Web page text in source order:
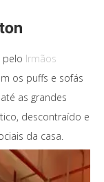
pelo Irmãos
os puffs e sofás
as grandes
descontraído e
da casa.